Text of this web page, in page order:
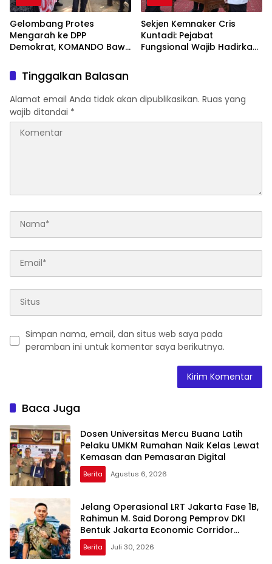
Gelombang Protes
Mengarah ke DPP
Demokrat, KOMANDO Bawa
Dody Hanggodo
Sekjen Kemnaker Cris
Kuntadi: Pejabat
Fungsional Wajib Hadirkan
Tinggalkan Balasan
Alamat email Anda tidak akan dipublikasikan. Ruas yang
wajib ditandai *
Simpan nama, email, dan situs web saya pada
peramban ini untuk komentar saya berikutnya.
Baca Juga
Dosen Universitas Mercu Buana Latih
Pelaku UMKM Rumahan Naik Kelas Lewat
Kemasan dan Pemasaran Digital
Berita Agustus 6, 2026
Jelang Operasional LRT Jakarta Fase 1B,
Rahimun M. Said Dorong Pemprov DKI
Bentuk Jakarta Economic Corridor
Initiative
Berita Juli 30, 2026